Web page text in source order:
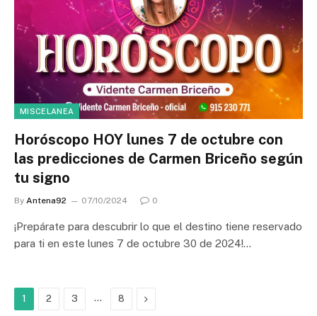
MISCELANEA
Horóscopo HOY lunes 7 de octubre con
las predicciones de Carmen Briceño según
tu signo
By Antena92 07/10/2024 0
¡Prepárate para descubrir lo que el destino tiene reservado
para ti en este lunes 7 de octubre 30 de 2024!…
1 2 3 … 8 Next